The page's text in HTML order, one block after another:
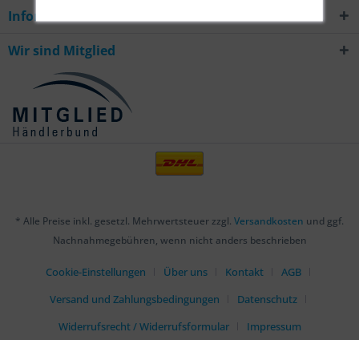
Informationen
Wir sind Mitglied
* Alle Preise inkl. gesetzl. Mehrwertsteuer zzgl. Versandkosten und ggf.
Nachnahmegebühren, wenn nicht anders beschrieben
Cookie-Einstellungen Über uns Kontakt
AGB
Versand und Zahlungsbedingungen
Datenschutz
Widerrufsrecht / Widerrufsformular
Impressum